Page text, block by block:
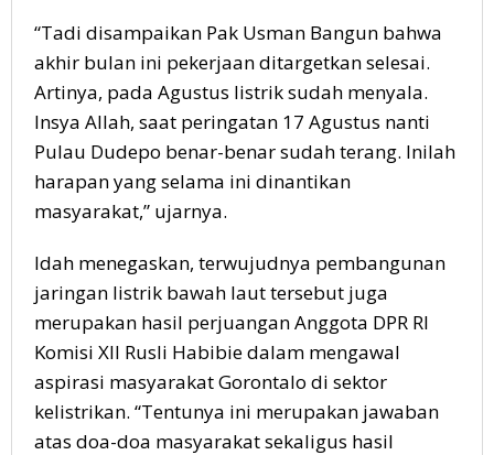
“Tadi disampaikan Pak Usman Bangun bahwa
akhir bulan ini pekerjaan ditargetkan selesai.
Artinya, pada Agustus listrik sudah menyala.
Insya Allah, saat peringatan 17 Agustus nanti
Pulau Dudepo benar-benar sudah terang. Inilah
harapan yang selama ini dinantikan
masyarakat,” ujarnya.
Idah menegaskan, terwujudnya pembangunan
jaringan listrik bawah laut tersebut juga
merupakan hasil perjuangan Anggota DPR RI
Komisi XII Rusli Habibie dalam mengawal
aspirasi masyarakat Gorontalo di sektor
kelistrikan. “Tentunya ini merupakan jawaban
atas doa-doa masyarakat sekaligus hasil